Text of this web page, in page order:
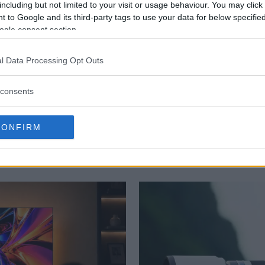
but not limited to your visit or usage behaviour. You may
to Google and its third-party tags to use your data for below
consent section.
Data Processing Opt Outs
på skärmen. Ett bättre rutnät för
man att kunna sprida sina bilder automatiskt
förbättrad. Sammantaget kan man säga att det
versionen av operativsystemet.